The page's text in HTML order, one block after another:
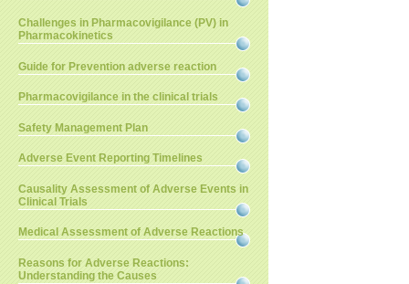
Challenges in Pharmacovigilance (PV) in
Pharmacokinetics
Guide for Prevention adverse reaction
Pharmacovigilance in the clinical trials
Safety Management Plan
Adverse Event Reporting Timelines
Causality Assessment of Adverse Events in
Clinical Trials
Medical Assessment of Adverse Reactions
Reasons for Adverse Reactions:
Understanding the Causes